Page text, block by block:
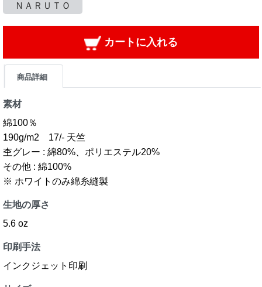
ＮＡＲＵＴＯ
カートに入れる
商品詳細
素材
綿100％
190g/m2 17/- 天竺
杢グレー : 綿80%、ポリエステル20%
その他 : 綿100%
※ ホワイトのみ綿糸縫製
生地の厚さ
5.6 oz
印刷手法
インクジェット印刷